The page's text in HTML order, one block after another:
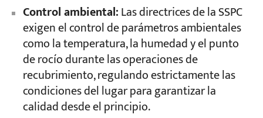
Control ambiental:Las directrices de la SSPC
exigen el control de parámetros ambientales
como la temperatura, la humedad y el punto
de rocío durante las operaciones de
recubrimiento, regulando estrictamente las
condiciones del lugar para garantizar la
calidad desde el principio.